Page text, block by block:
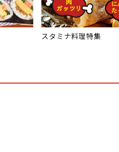
スタミナ料理特集